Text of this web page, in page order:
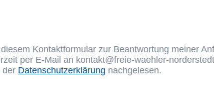
Kontaktformular zur Beantwortung meiner
per E-Mail an kontakt@freie-waehler-
der Datenschutzerklärung nachgelesen.